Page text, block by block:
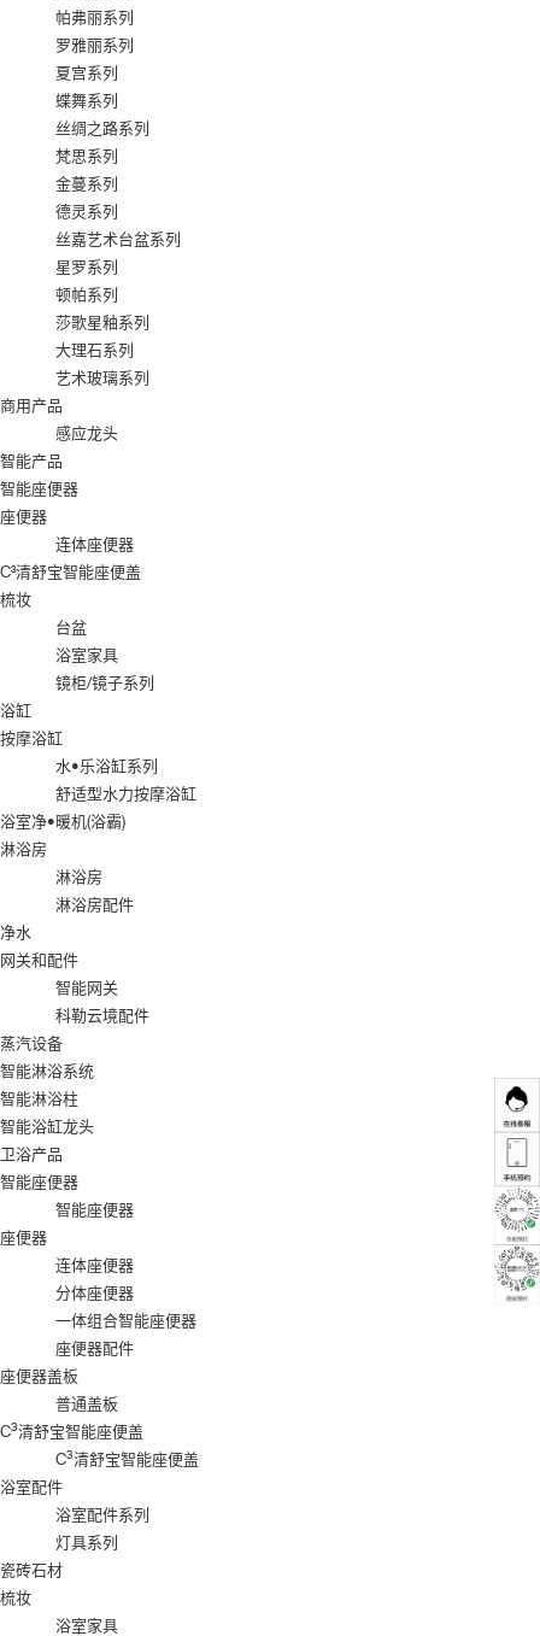
帕弗丽系列
罗雅丽系列
夏宫系列
蝶舞系列
丝绸之路系列
梵思系列
金蔓系列
德灵系列
丝嘉艺术台盆系列
星罗系列
顿帕系列
莎歌星釉系列
大理石系列
艺术玻璃系列
商用产品
感应龙头
智能产品
智能座便器
座便器
连体座便器
C³清舒宝智能座便盖
梳妆
台盆
浴室家具
镜柜/镜子系列
浴缸
按摩浴缸
水•乐浴缸系列
舒适型水力按摩浴缸
浴室净•暖机(浴霸)
淋浴房
淋浴房
淋浴房配件
净水
网关和配件
智能网关
科勒云境配件
蒸汽设备
智能淋浴系统
智能淋浴柱
智能浴缸龙头
卫浴产品
智能座便器
智能座便器
座便器
连体座便器
分体座便器
一体组合智能座便器
座便器配件
座便器盖板
普通盖板
C3清舒宝智能座便盖
C3清舒宝智能座便盖
浴室配件
浴室配件系列
灯具系列
瓷砖石材
梳妆
浴室家具